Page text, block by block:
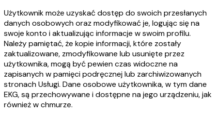
Użytkownik może uzyskać dostęp do swoich przesłanych
danych osobowych oraz modyfikować je, logując się na
swoje konto i aktualizując informacje w swoim profilu.
Należy pamiętać, że kopie informacji, które zostały
zaktualizowane, zmodyfikowane lub usunięte przez
użytkownika, mogą być pewien czas widoczne na
zapisanych w pamięci podręcznej lub zarchiwizowanych
stronach Usługi. Dane osobowe użytkownika, w tym dane
EKG, są przechowywane i dostępne na jego urządzeniu, jak
również w chmurze.